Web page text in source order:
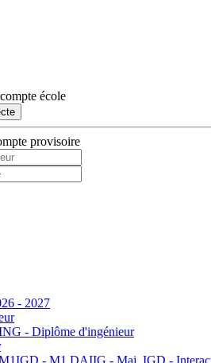
école
provisoire
- 2027
- Diplôme d'ingénieur
- M1 DAIIG - Maj. IGD -